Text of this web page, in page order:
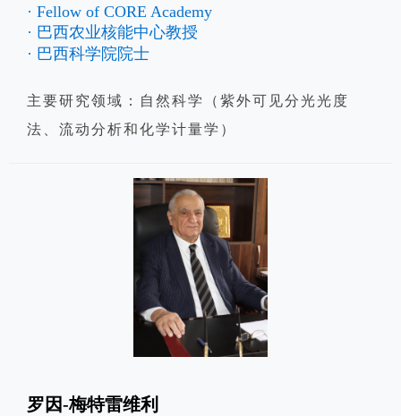
· Fellow of CORE Academy
· 巴西农业核能中心教授
· 巴西科学院院士
主要研究领域：自然科学（紫外可见分光光度
法、流动分析和化学计量学）
罗因-梅特雷维利